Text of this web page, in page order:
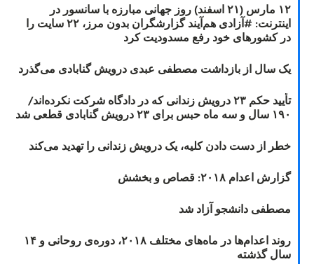
۱۲ مارس (۲۱ اسفند) روز جهانی مبارزه با سانسور در
اینترنت: #آزادی هم‌آیند گزارشگران‌ بدون مرز، ۲۲ سایت را
در کشورهای خود رفع مسدودیت کرد
یک سال از بازداشت مصطفی عبدی درویش گنابادی می‌گذرد
تأیید حکم ۲۳ درویش زندانی که در دادگاه شرکت نکرده‌اند/
۱۹۰ سال و سه ماه حبس برای ۲۳ درویش گنابادی قطعی شد
خطر از دست دادن کلیه، یک درویش زندانی را تهدید می‌کند
گزارش اعدام ۲۰۱۸: قصاص و بخشش
مصطفی دانشجو آزاد شد
روند اعدام‌ها در ماه‌های مختلف ۲۰۱۸، دوره‌ی روحانی و ۱۴
سال گذشته